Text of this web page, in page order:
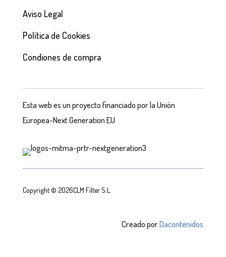
Aviso Legal
Política de Cookies
Condiones de compra
Esta web es un proyecto financiado por la Unión
Europea-Next Generation EU
Copyright © 2026CLM Filter S.L.
Creado porDacontenidos